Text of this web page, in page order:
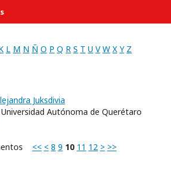
L M N Ñ O P Q R S T U V W X Y Z
Juksdivia
Universidad Autónoma de Querétaro
<< < 8 9 10 11 12 > >>